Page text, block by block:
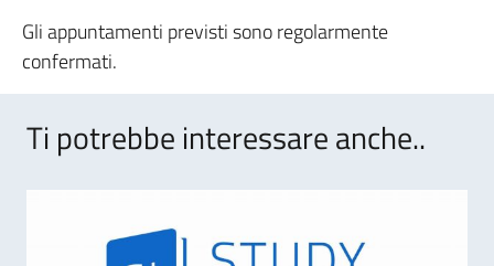
Gli appuntamenti previsti sono regolarmente
confermati.
Ti potrebbe interessare anche..